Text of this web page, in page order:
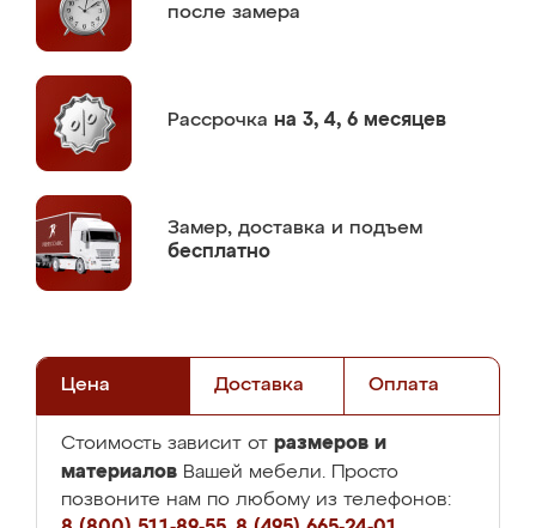
после замера
Рассрочка на 3, 4, 6 месяцев
Замер, доставка и подъем
бесплатно
Цена Доставка Оплата
Стоимость зависит от размеров и
материалов Вашей мебели. Просто
позвоните нам по любому из телефонов: